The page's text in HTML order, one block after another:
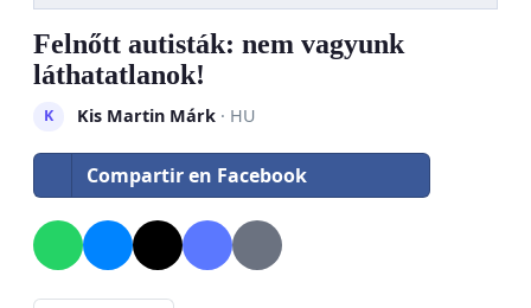
Felnőtt autisták: nem vagyunk
láthatatlanok!
K Kis Martin Márk· HU
Compartir en Facebook